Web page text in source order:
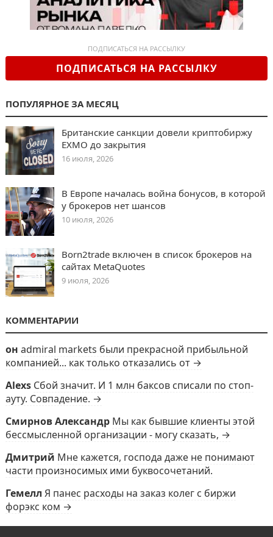
ПОДПИСАТЬСЯ НА РАССЫЛКУ
ПОДПИСАТЬСЯ НА РАССЫЛКУ
ПОПУЛЯРНОЕ ЗА МЕСЯЦ
Британские санкции довели криптобиржу
EXMO до закрытия
16 июля, 2026
В Европе началась война бонусов, в которой
у брокеров нет шансов
10 июля, 2026
Born2trade включен в список брокеров на
сайтах MetaQuotes
9 июля, 2026
КОММЕНТАРИИ
он admiral markets были прекрасной прибыльной
компанией... как только отказались от →
Alexs Сбой значит. И 1 млн баксов списали по стоп-
ауту. Совпадение. →
Смирнов Александр Мы как бывшие клиенты этой
бессмысленной организации - могу сказать, →
Дмитрий Мне кажется, господа даже не понимают
части произносимых ими буквосочетаний.
Гемелл Я панес расходы на заказ колег с биржи
форэкс ком →